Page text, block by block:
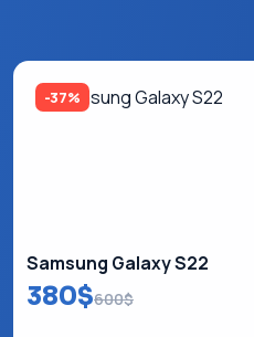
-37%
Samsung Galaxy S22
380$600$